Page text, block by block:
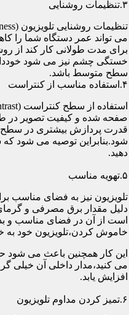
۳.تنظیمات روشنایی
می تواند عمر دستگاه شما را
برای مدت طولانی کار کند از
خستگی چشم نیز می شود
سطح متوسط باشد.
۴.استفاده مناسب از کنتراست
صفحه شده و کیفیت تصویر در
قدرت پردازش بیشتری در سطح
شود.بنابراین توصیه می شود
دهید.
۵.تهویه مناسب
تلویزیون نیز به فضای مناسب
دلیل مقدار برق مصرفی و گرمای
است از آن در فضای مناسب و
خاموش کردن،تلویزیون خود به
این کار همچنین باعث می شود
می کنید،مدار داخلی آن خیلی
افزایش یابد.
۶.تمیز کردن مداوم تلویزیون